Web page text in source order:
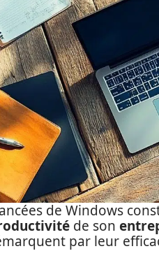
de Windows
de son
par leur